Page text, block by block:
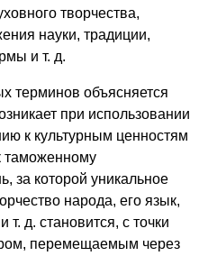
творчества,
науки, традиции,
и т. д.
терминов объясняется
при использовании
к культурным ценностям
таможенному
за которой уникальное
народа, его язык,
д. становится, с точки
перемещаемым через